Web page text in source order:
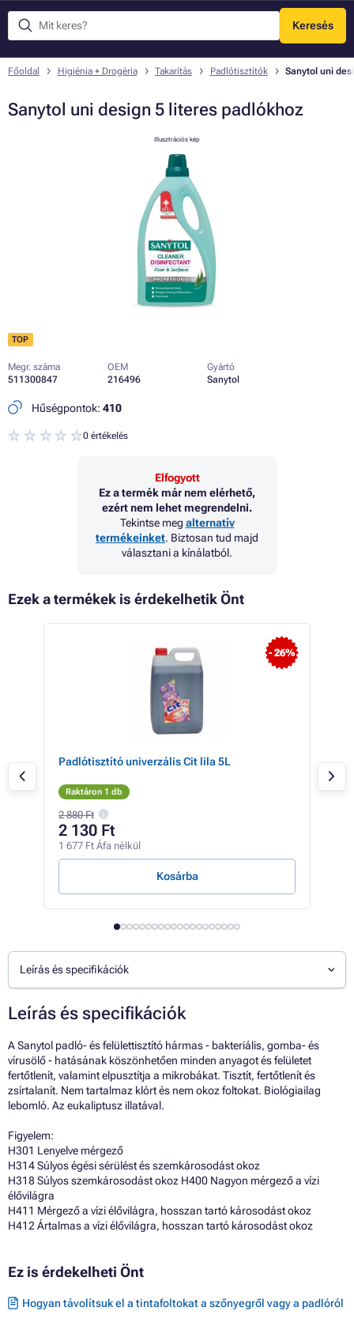
Keresés
Menü
Főoldal Higiénia + Drogéria Takarítás Padlótisztítók Sanytol uni
Sanytol uni design 5 literes padlókhoz
Illusztrációs kép
TOP
Megr. száma
511300847
OEM
216496
Gyártó
Sanytol
Hűségpontok: 410
0 értékelés
Elfogyott
Ez a termék már nem elérhető,
ezért nem lehet megrendelni.
Tekintse meg alternatív
termékeinket. Biztosan tud majd
választani a kínálatból.
Ezek a termékek is érdekelhetik Önt
- 26%
Padlótisztító univerzális Cit lila 5L
Raktáron 1 db
2 880 Ft
2 130 Ft
1 677 Ft Áfa nélkül
Kosárba
Leírás és specifikációk
Leírás és specifikációk
A Sanytol padló- és felülettisztító hármas - bakteriális, gomba- és
vírusölő - hatásának köszönhetően minden anyagot és felületet
fertőtlenít, valamint elpusztítja a mikrobákat. Tisztít, fertőtlenít és
zsírtalanít. Nem tartalmaz klórt és nem okoz foltokat. Biológiailag
lebomló. Az eukaliptusz illatával.
Figyelem:
H301 Lenyelve mérgező
H314 Súlyos égési sérülést és szemkárosodást okoz
H318 Súlyos szemkárosodást okoz H400 Nagyon mérgező a vízi
élővilágra
H411 Mérgező a vízi élővilágra, hosszan tartó károsodást okoz
H412 Ártalmas a vízi élővilágra, hosszan tartó károsodást okoz
Ez is érdekelheti Önt
Hogyan távolítsuk el a tintafoltokat a szőnyegről vagy a padlóról